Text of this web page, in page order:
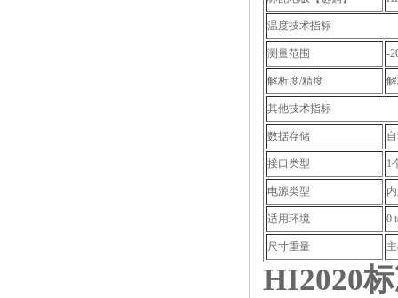
温度技术指标
测量范围 -
解析度/精度
其他技术指标
数据存储
接口类型 1
电源类型
适用环境 0
尺寸重量
HI2020